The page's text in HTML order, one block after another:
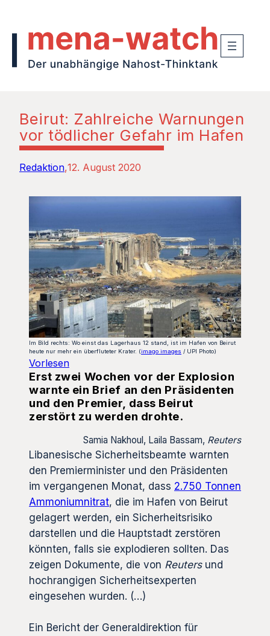
Beirut: Zahlreiche Warnungen
vor tödlicher Gefahr im Hafen
Redaktion 12. August 2020
Im Bild rechts: Wo einst das Lagerhaus 12 stand, ist im Hafen von Beirut
heute nur mehr ein überfluteter Krater. (imago images / UPI Photo)
Vorlesen
Erst zwei Wochen vor der Explosion
warnte ein Brief an den Präsidenten
und den Premier, dass Beirut
zerstört zu werden drohte.
Samia Nakhoul, Laila Bassam, Reuters
Libanesische Sicherheitsbeamte warnten
den Premierminister und den Präsidenten
im vergangenen Monat, dass 2.750 Tonnen
Ammoniumnitrat, die im Hafen von Beirut
gelagert werden, ein Sicherheitsrisiko
darstellen und die Hauptstadt zerstören
könnten, falls sie explodieren sollten. Das
zeigen Dokumente, die von Reutersund
hochrangigen Sicherheitsexperten
eingesehen wurden. (…)
Ein Bericht der Generaldirektion für